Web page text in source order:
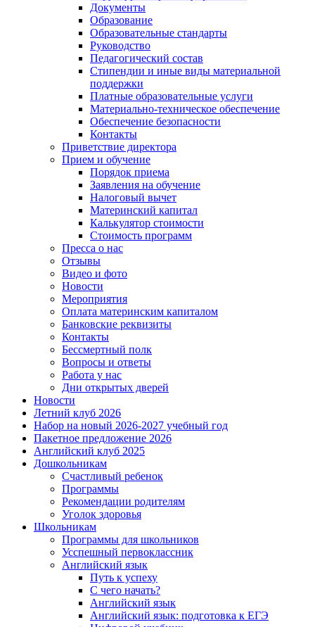
Документы
Образование
Образовательные стандарты
Руководство
Педагогический состав
Стипендии и иные виды материальной
поддержки
Платные образовательные услуги
Материально-техническое обеспечение
Обеспечение безопасности
Контакты
Приветствие директора
Прием и обучение
Порядок приема
Заявления на обучение
Налоговый вычет
Материнский капитал
Калькулятор стоимости
Стоимость программ
Пресса о нас
Отзывы
Видео и фото
Новости
Мероприятия
Оплата материнским капиталом
Банковские реквизиты
Контакты
Бессмертный полк
Вопросы и ответы
Работа у нас
Дни открытых дверей
Новости
Летний клуб 2026
Набор на новый 2026-2027 учебный год
Пакетное предложение 2026
Английский клуб 2025
Дошкольникам
Счастливый ребенок
Программы
Рекомендации родителям
Уголок здоровья
Школьникам
Программы для школьников
Усспешный первоклассник
Английский язык
Путь к успеху
С чего начать?
Английский язык
Английский язык: подготовка к ЕГЭ